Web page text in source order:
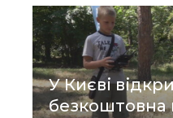
У Києві
безкоштовна